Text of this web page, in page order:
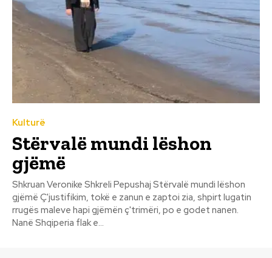
Kulturë
Stërvalë mundi lëshon
gjëmë
Shkruan Veronike Shkreli Pepushaj Stërvalë mundi lëshon
gjëmë Ç'justifikim, tokë e zanun e zaptoi zia, shpirt lugatin
rrugës maleve hapi gjëmën ç'trimëri, po e godet nanen.
Nanë Shqiperia flak e...